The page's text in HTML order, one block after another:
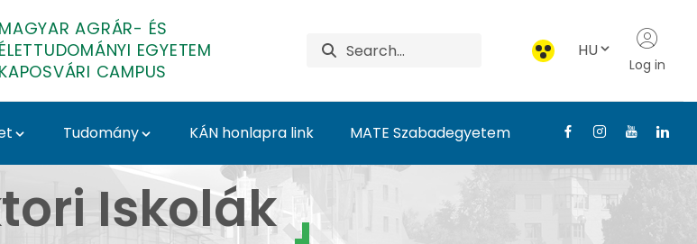
MAGYAR AGRÁR- ÉS
ÉLETTUDOMÁNYI EGYETEM
KAPOSVÁRI CAMPUS
HU
Log in
Tudomány KÁN honlapra link MATE Szabadegyetem
Iskolák